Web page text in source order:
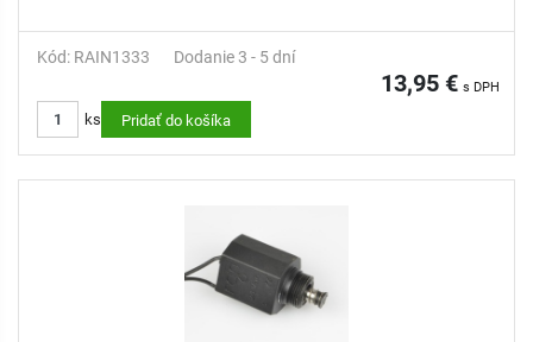
Kód: RAIN1333 Dodanie 3 - 5 dní
13,95 € s DPH
ks Pridať do košíka